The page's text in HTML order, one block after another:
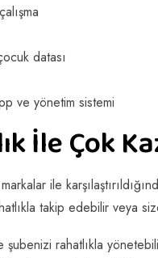
datası
ve yönetim sistemi
İle Çok
ile
takip edebilir veya
rahatlıkla